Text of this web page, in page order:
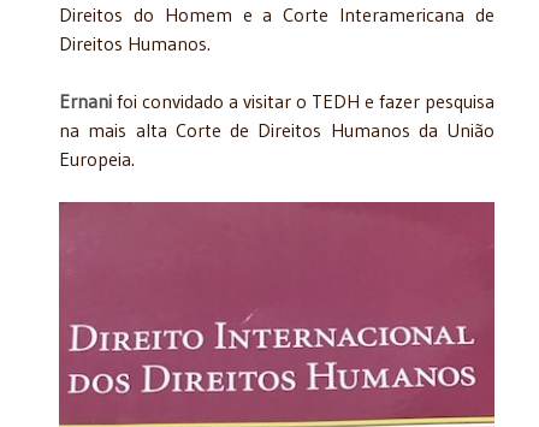
Direitos do Homem e a Corte Interamericana de
Direitos Humanos.
Ernani foi convidado a visitar o TEDH e fazer pesquisa
na mais alta Corte de Direitos Humanos da União
Europeia.